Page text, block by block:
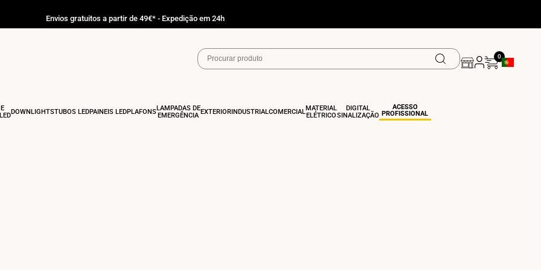
Envios gratuitos a partir de 49€* - Expedição em 24h
0
Botão De
DOWNLIGHTSTUBOS LEDPAINÉIS LEDPLAFONSLÂMPADAS DE
EMERGÊNCIAEXTERIORINDUSTRIAL COMERCIAL MATERIAL
ELÉTRICO
DIGITAL
SINALIZAÇÃO
ACESSO
PROFISSIONAL